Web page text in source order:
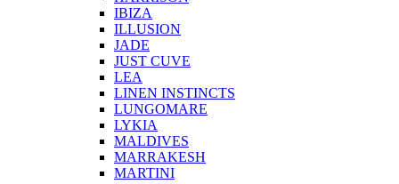
IBIZA
ILLUSION
JADE
JUST CUVE
LEA
LINEN INSTINCTS
LUNGOMARE
LYKIA
MALDIVES
MARRAKESH
MARTINI